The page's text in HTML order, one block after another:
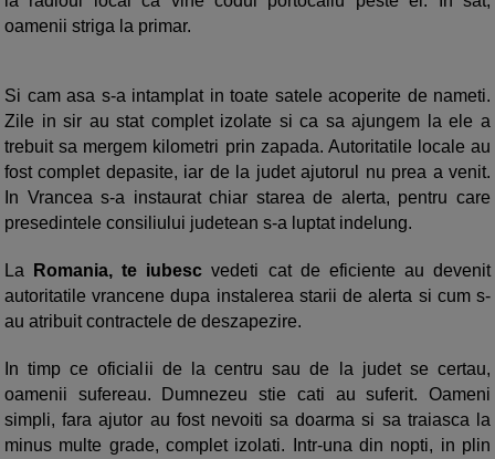
oamenii striga la primar.
Si cam asa s-a intamplat in toate satele acoperite de nameti.
Zile in sir au stat complet izolate si ca sa ajungem la ele a
trebuit sa mergem kilometri prin zapada. Autoritatile locale au
fost complet depasite, iar de la judet ajutorul nu prea a venit.
In Vrancea s-a instaurat chiar starea de alerta, pentru care
presedintele consiliului judetean s-a luptat indelung.
La Romania, te iubesc vedeti cat de eficiente au devenit
autoritatile vrancene dupa instalerea starii de alerta si cum s-
au atribuit contractele de deszapezire.
In timp ce oficialii de la centru sau de la judet se certau,
oamenii sufereau. Dumnezeu stie cati au suferit. Oameni
simpli, fara ajutor au fost nevoiti sa doarma si sa traiasca la
minus multe grade, complet izolati. Intr-una din nopti, in plin